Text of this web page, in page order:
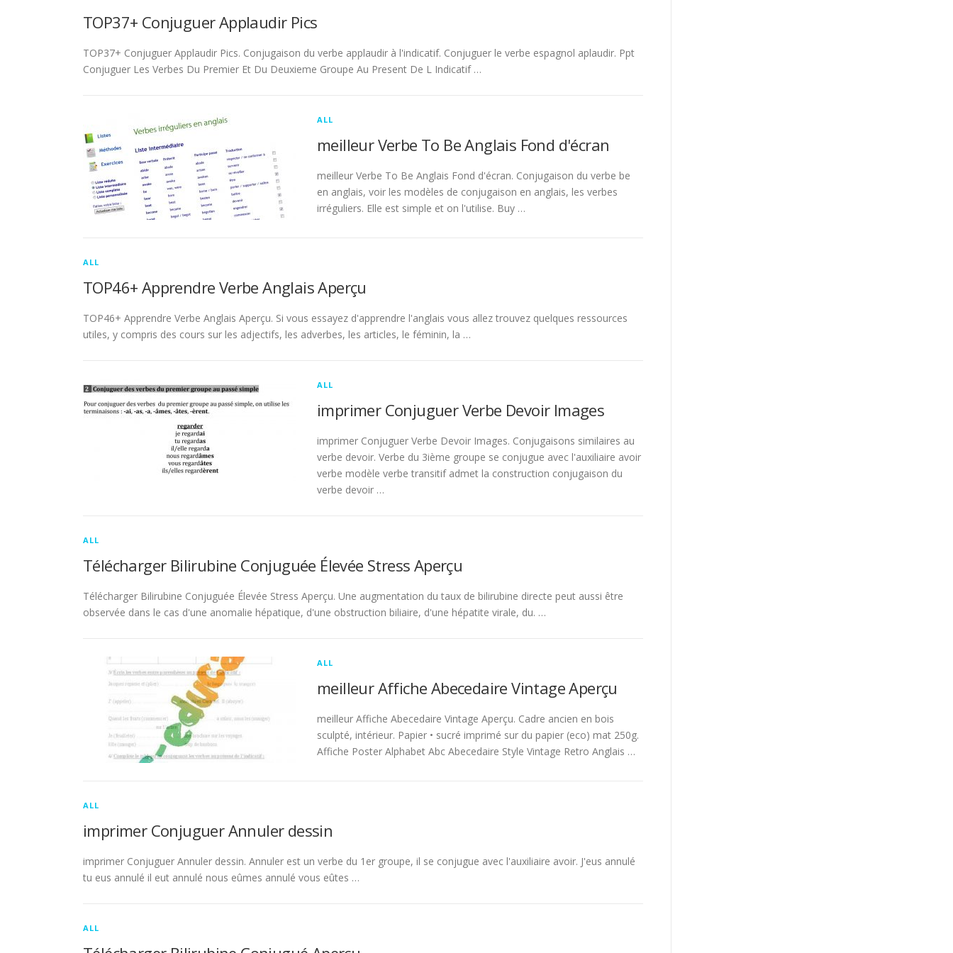
TOP37+ Conjuguer Applaudir Pics
TOP37+ Conjuguer Applaudir Pics. Conjugaison du verbe applaudir à l'indicatif. Conjuguer le verbe espagnol aplaudir. Ppt
Conjuguer Les Verbes Du Premier Et Du Deuxieme Groupe Au Present De L Indicatif …
ALL
meilleur Verbe To Be Anglais Fond d'écran
meilleur Verbe To Be Anglais Fond d'écran. Conjugaison du verbe be
en anglais, voir les modèles de conjugaison en anglais, les verbes
irréguliers. Elle est simple et on l'utilise. Buy …
ALL
TOP46+ Apprendre Verbe Anglais Aperçu
TOP46+ Apprendre Verbe Anglais Aperçu. Si vous essayez d'apprendre l'anglais vous allez trouvez quelques ressources
utiles, y compris des cours sur les adjectifs, les adverbes, les articles, le féminin, la …
ALL
imprimer Conjuguer Verbe Devoir Images
imprimer Conjuguer Verbe Devoir Images. Conjugaisons similaires au
verbe devoir. Verbe du 3ième groupe se conjugue avec l'auxiliaire avoir
verbe modèle verbe transitif admet la construction conjugaison du
verbe devoir …
ALL
Télécharger Bilirubine Conjuguée Élevée Stress Aperçu
Télécharger Bilirubine Conjuguée Élevée Stress Aperçu. Une augmentation du taux de bilirubine directe peut aussi être
observée dans le cas d'une anomalie hépatique, d'une obstruction biliaire, d'une hépatite virale, du. …
ALL
meilleur Affiche Abecedaire Vintage Aperçu
meilleur Affiche Abecedaire Vintage Aperçu. Cadre ancien en bois
sculpté, intérieur. Papier • sucré imprimé sur du papier (eco) mat 250g.
Affiche Poster Alphabet Abc Abecedaire Style Vintage Retro Anglais …
ALL
imprimer Conjuguer Annuler dessin
imprimer Conjuguer Annuler dessin. Annuler est un verbe du 1er groupe, il se conjugue avec l'auxiliaire avoir. J'eus annulé
tu eus annulé il eut annulé nous eûmes annulé vous eûtes …
ALL